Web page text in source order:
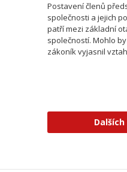
Postavení členů
společnosti a jejich
patří mezi základní
společností. Mohlo
zákoník vyjasnil